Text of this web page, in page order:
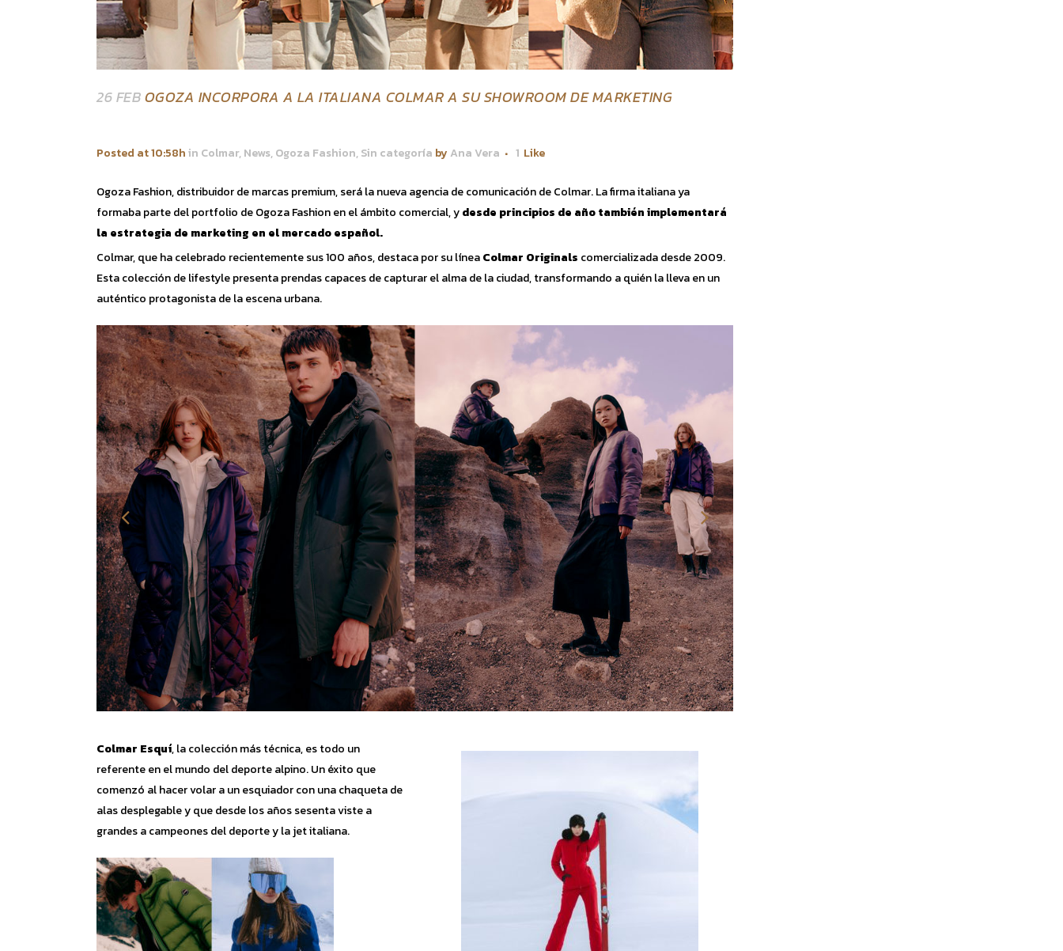
26 FEBOGOZA INCORPORA A LA ITALIANA COLMAR A SU SHOWROOM DE MARKETING
Posted at 10:58hin Colmar,News,Ogoza Fashion,Sin categoría by Ana Vera 1 Like
Ogoza Fashion, distribuidor de marcas premium, será la nueva agencia de comunicación de Colmar. La firma italiana ya
formaba parte del portfolio de Ogoza Fashion en el ámbito comercial, ydesde principios de año también implementará
la estrategia de marketing en el mercado español.
Colmar, que ha celebrado recientemente sus 100 años, destaca por su líneaColmar Originals comercializada desde 2009.
Esta colección de lifestyle presenta prendas capaces de capturar el alma de la ciudad, transformando a quién la lleva en un
auténtico protagonista de la escena urbana.
Colmar Esquí, la colección más técnica, es todo un
referente en el mundo del deporte alpino. Un éxito que
comenzó al hacer volar a un esquiador con una chaqueta de
alas desplegable y que desde los años sesenta viste a
grandes a campeones del deporte y la jet italiana.